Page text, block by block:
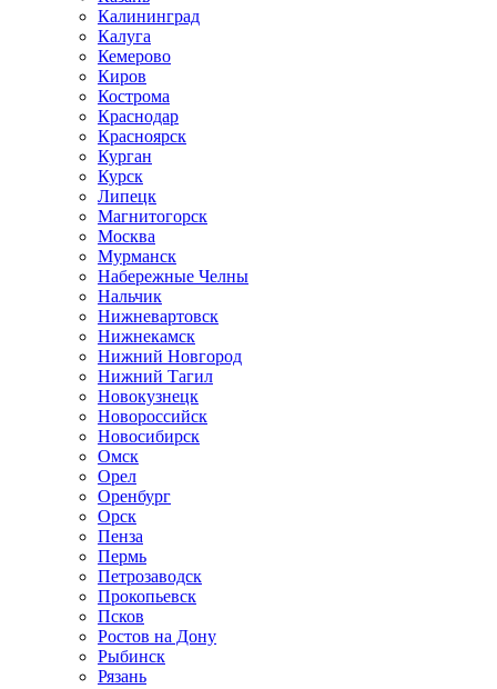
Калининград
Калуга
Кемерово
Киров
Кострома
Краснодар
Красноярск
Курган
Курск
Липецк
Магнитогорск
Москва
Мурманск
Набережные Челны
Нальчик
Нижневартовск
Нижнекамск
Нижний Новгород
Нижний Тагил
Новокузнецк
Новороссийск
Новосибирск
Омск
Орел
Оренбург
Орск
Пенза
Пермь
Петрозаводск
Прокопьевск
Псков
Ростов на Дону
Рыбинск
Рязань